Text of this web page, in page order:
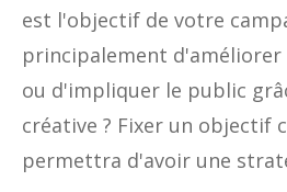
est l'objectif de votre
principalement
ou d'impliquer le public
créative ? Fixer un objectif
permettra d'avoir une